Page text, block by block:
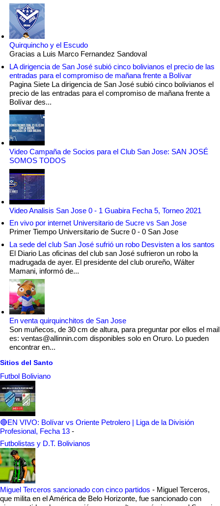
Quirquincho y el Escudo
Gracias a Luis Marco Fernandez Sandoval
LA dirigencia de San José subió cinco bolivianos el precio de las
entradas para el compromiso de mañana frente a Bolívar
Pagina Siete La dirigencia de San José subió cinco bolivianos el
precio de las entradas para el compromiso de mañana frente a
Bolívar des...
Video Campaña de Socios para el Club San Jose: SAN JOSÉ
SOMOS TODOS
Video Analisis San Jose 0 - 1 Guabira Fecha 5, Torneo 2021
En vivo por internet Universitario de Sucre vs San Jose
Primer Tiempo Universitario de Sucre 0 - 0 San Jose
La sede del club San José sufrió un robo Desvisten a los santos
El Diario Las oficinas del club san José sufrieron un robo la
madrugada de ayer. El presidente del club orureño, Wálter
Mamani, informó de...
En venta quirquinchitos de San Jose
Son muñecos, de 30 cm de altura, para preguntar por ellos el mail
es: ventas@allinnin.com disponibles solo en Oruro. Lo pueden
encontrar en...
Sitios del Santo
Futbol Boliviano
🔴EN VIVO: Bolívar vs Oriente Petrolero | Liga de la División
Profesional, Fecha 13 -
Futbolistas y D.T. Bolivianos
Miguel Terceros sancionado con cinco partidos - Miguel Terceros,
que milita en el América de Belo Horizonte, fue sancionado con